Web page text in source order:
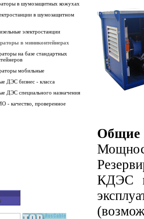
в шумозащитных кожухах
в шумозащитном
электростанции
в миниконтейнерах
на базе стандартных
мобильные
ДЭС бизнес - класса
ДЭС специального назначения
- качество, проверенное
КДЭС в